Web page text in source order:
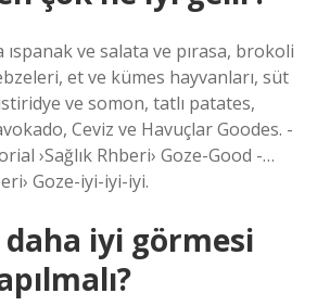
ıspanak ve salata ve pırasa, brokoli
et ve kümes hayvanları, süt
ve somon, tatlı patates,
Ceviz ve Havuçlar Goodes. -
›Sağlık Rhberi› Goze-Good -…
Goze-iyi-iyi-iyi.
iyi görmesi